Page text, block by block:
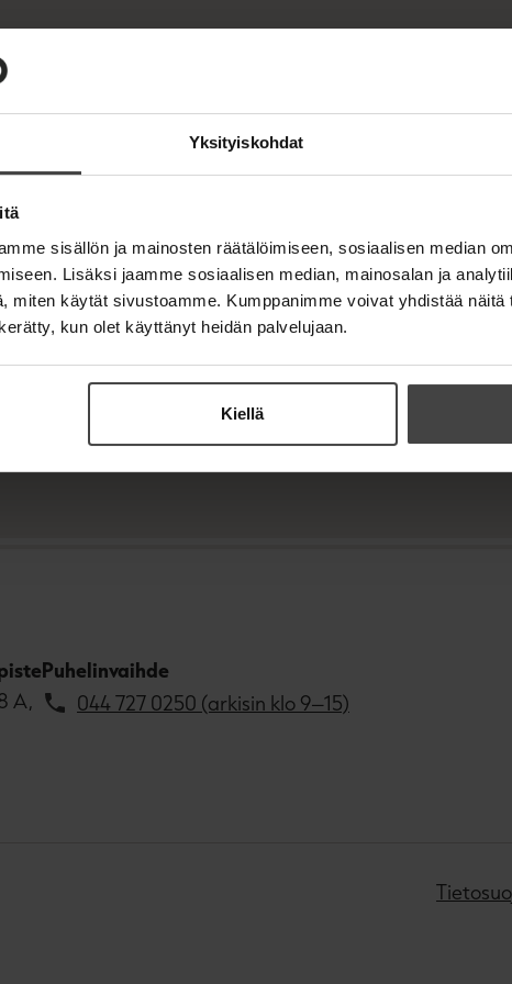
Yksityiskohdat
sisällön ja mainosten räätälöimiseen, sosiaalisen median
Lisäksi jaamme sosiaalisen median, mainosalan ja
miten käytät sivustoamme. Kumppanimme voivat yhdistää näitä
kun olet käyttänyt heidän palvelujaan.
Kiellä
Otamme vastaan
ja kirjaehdotuksia. Lastenkirjallisuus
täältä
Luemme kaikki
A,
Puhelinvaihde
044 727 0250 (arkisin klo 9–15)